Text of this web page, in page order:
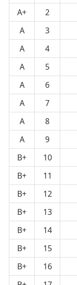
A+
2
A
3
A
4
A
5
A
6
A
7
A
8
A
9
B+
10
B+
11
B+
12
B+
13
B+
14
B+
15
B+
16